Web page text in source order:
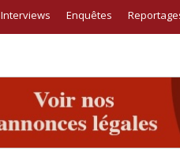
Interviews Enquêtes